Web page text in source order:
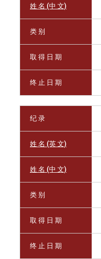
姓 名 (中 文)
类 别
取 得 日 期
终 止 日 期
纪 录
姓 名 (英 文)
姓 名 (中 文)
类 别
取 得 日 期
终 止 日 期